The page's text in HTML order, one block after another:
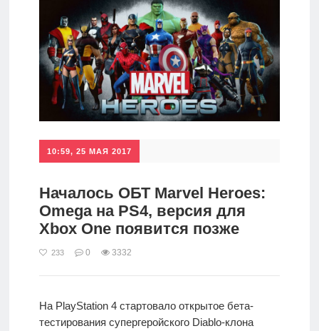
10:59, 25 МАЯ 2017
Началось ОБТ Marvel Heroes:
Omega на PS4, версия для
Xbox One появится позже
233 0 3332
На PlayStation 4 стартовало открытое бета-
тестирования супергеройского Diablo-клона